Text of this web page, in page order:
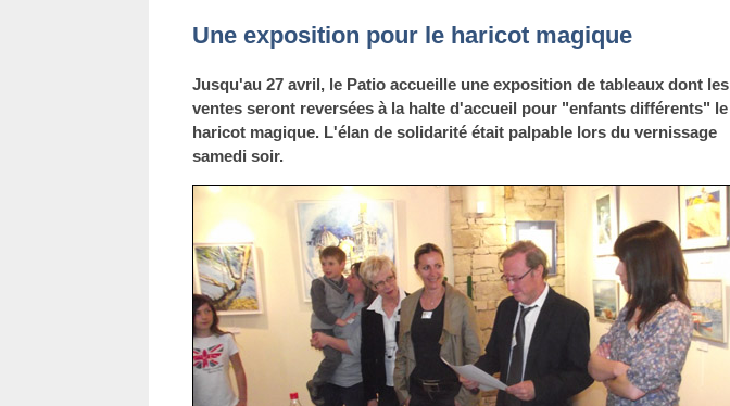
Une exposition pour le haricot magique
Jusqu'au 27 avril, le Patio accueille une exposition de tableaux dont les
ventes seront reversées à la halte d'accueil pour "enfants différents" le
haricot magique. L'élan de solidarité était palpable lors du vernissage
samedi soir.